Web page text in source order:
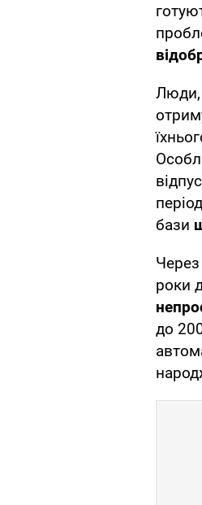
Люди,
бази
роки
до